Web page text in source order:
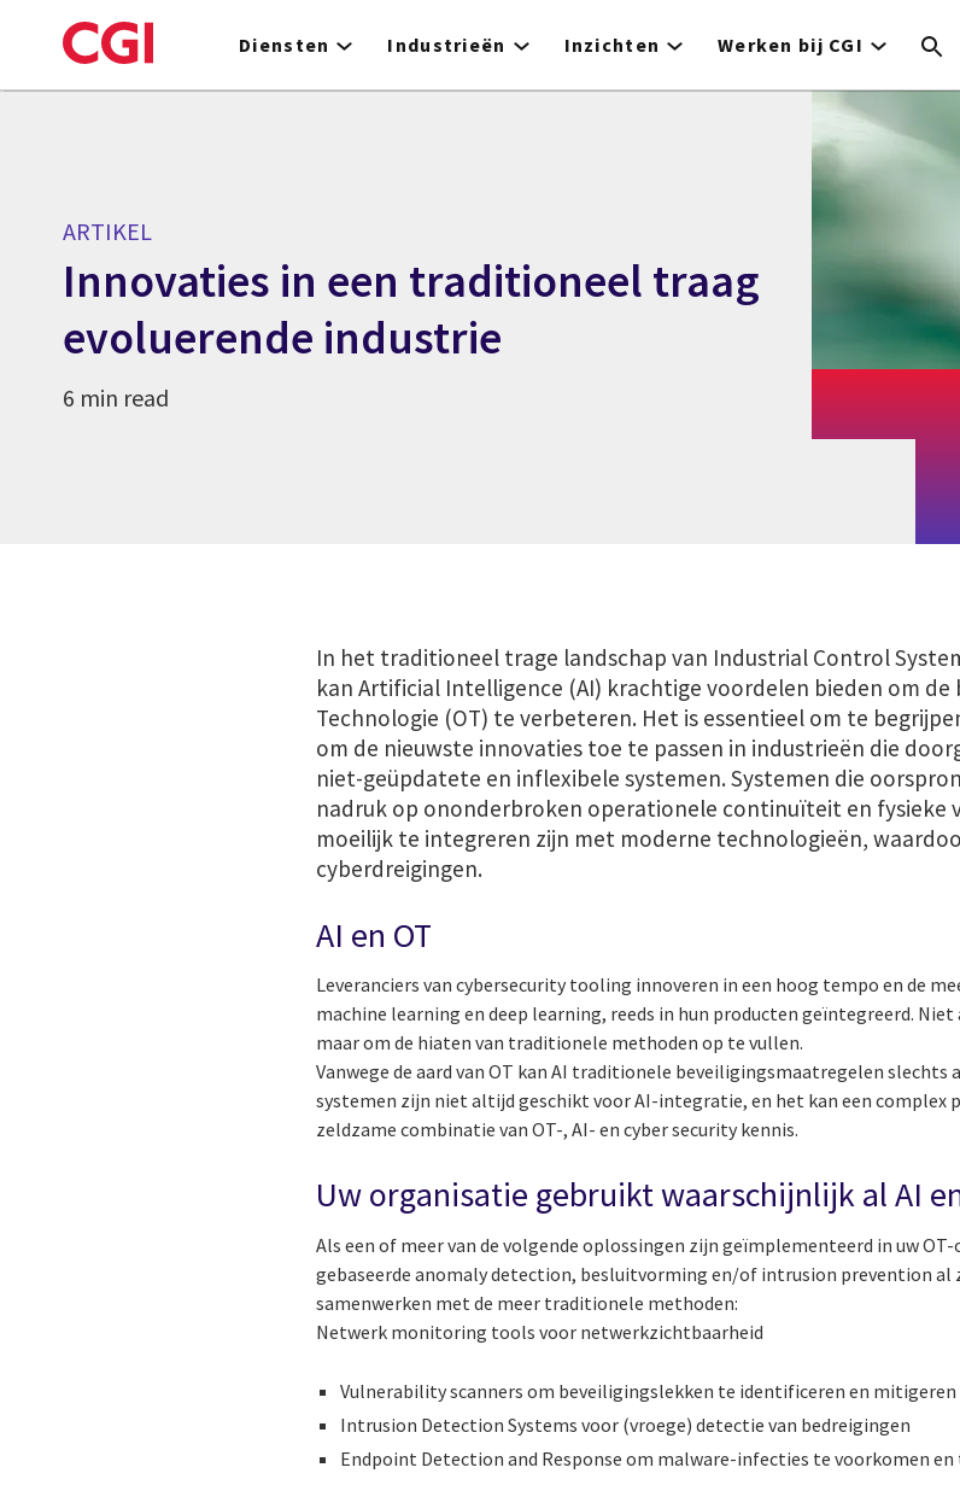
to
Diensten Industrieën Inzichten Werken bij CGI
ARTIKEL
Innovaties in een traditioneel traag
evoluerende industrie
6 min read
In het traditioneel trage landschap van Industrial Control
kan Artificial Intelligence (AI) krachtige voordelen bieden om de
Technologie (OT) te verbeteren. Het is essentieel om te
om de nieuwste innovaties toe te passen in industrieën die
niet-geüpdatete en inflexibele systemen. Systemen die
nadruk op ononderbroken operationele continuïteit en fysieke
moeilijk te integreren zijn met moderne technologieën,
cyberdreigingen.
AI en OT
Leveranciers van cybersecurity tooling innoveren in een hoog tempo en de
machine learning en deep learning, reeds in hun producten geïntegreerd.
maar om de hiaten van traditionele methoden op te vullen.
Vanwege de aard van OT kan AI traditionele beveiligingsmaatregelen slechts
systemen zijn niet altijd geschikt voor AI-integratie, en het kan een complex
zeldzame combinatie van OT-, AI- en cyber security kennis.
Uw organisatie gebruikt waarschijnlijk al AI
Als een of meer van de volgende oplossingen zijn geïmplementeerd in uw
gebaseerde anomaly detection, besluitvorming en/of intrusion prevention al
samenwerken met de meer traditionele methoden:
Netwerk monitoring tools voor netwerkzichtbaarheid
Vulnerability scanners om beveiligingslekken te identificeren en mitigeren
Intrusion Detection Systems voor (vroege) detectie van bedreigingen
Endpoint Detection and Response om malware-infecties te voorkomen en